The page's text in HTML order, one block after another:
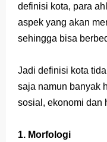
Pembahasan
Pembahasan
Bocoran 150 Bank Soal
Bencana Banjir
Gratis, Pre Test
definisi kota, para
aspek yang akan
sehingga bisa
Jadi definisi kota
saja namun banyak
sosial, ekonomi dan
1. Morfologi